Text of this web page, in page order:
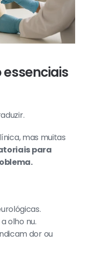
essenciais
mas muitas
para
olho nu.
dor ou